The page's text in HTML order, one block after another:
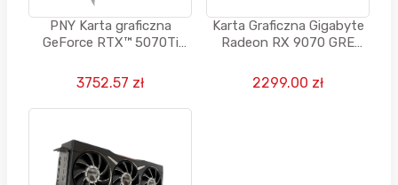
PNY Karta graficzna
GeForce RTX™ 5070Ti
3752.57 zł
Karta Graficzna Gigabyte
Radeon RX 9070 GRE
2299.00 zł